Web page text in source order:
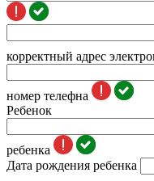
корректный адрес
номер телефна
Ребенок
ребенка
Дата рождения ребенка